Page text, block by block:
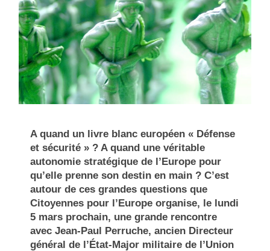
A quand un livre blanc européen « Défense
et sécurité » ? A quand une véritable
autonomie stratégique de l’Europe pour
qu’elle prenne son destin en main ? C’est
autour de ces grandes questions que
Citoyennes pour l’Europe organise, le lundi
5 mars prochain, une grande rencontre
avec Jean-Paul Perruche, ancien Directeur
général de l’État-Major militaire de l’Union